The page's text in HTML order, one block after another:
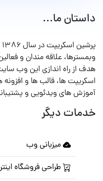
داستان ما...
وبمسترها، علاقه مندان و
هدف از راه اندازی این وب
اسکریپت ها، قالب ها و
آموزش های ویدئویی و
خدمات دیگر
میزبانی وب
طراحی فروشگاه